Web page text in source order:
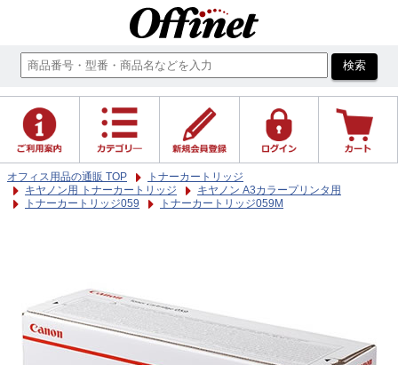
オフィス用品の通販 TOP
トナーカートリッジ
キヤノン用 トナーカートリッジ
キヤノン A3カラープリンタ用
トナーカートリッジ059
トナーカートリッジ059M